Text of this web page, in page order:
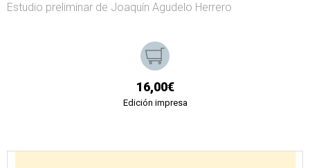
Estudio preliminar de Joaquín Agudelo Herrero
16,00€
Edición impresa